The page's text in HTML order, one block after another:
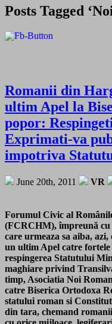
Posts Tagged
Romanii din
ultim Apel la
popor:
Exprimati-va
impotriva
June 20th, 2011 VR
Forumul Civic al
(FCRCHM), împreună
care urmeaza sa aiba,
un ultim Apel catre
respingerea Statutului
maghiare privind
timp, Asociatia Noi
catre Biserica Ortodoxa
statului roman si
din tara, chemand